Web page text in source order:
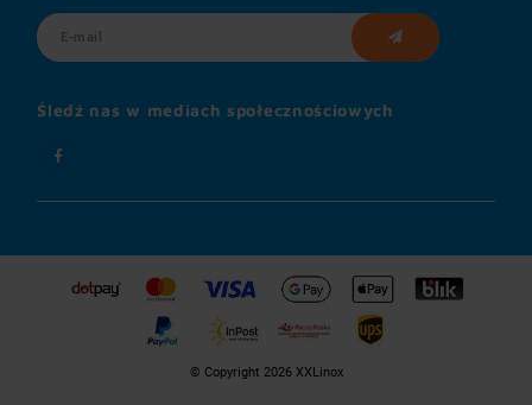
Śledź nas w mediach społecznościowych
© Copyright 2026 XXLinox